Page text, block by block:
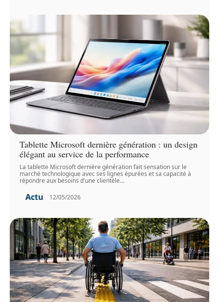
Tablette Microsoft dernière génération : un design
élégant au service de la performance
La tablette Microsoft dernière génération fait sensation sur le
marché technologique avec ses lignes épurées et sa capacité à
répondre aux besoins d'une clientèle…
Actu 12/05/2026